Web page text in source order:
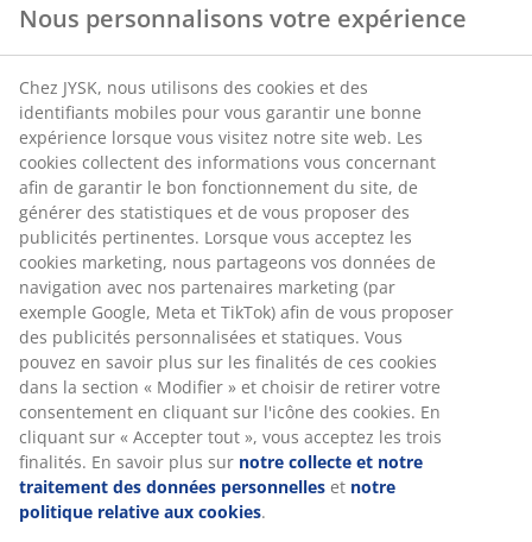
Vase en aluminium avec une texture rustique
distinctive et une finition chaude en laiton. Sa forme
élégante est idéale pour les fleurs ou peut être
exposée seule comme objet de décoration. Ø22 x H30
cm
Numéro d’article: 4911712
Spécifications
Avis
(23)
Livraison
Nous personnalisons votre expérience
Chez JYSK, nous utilisons des cookies et des
identifiants mobiles pour vous garantir une bonne
expérience lorsque vous visitez notre site web. Les
cookies collectent des informations vous concernant
afin de garantir le bon fonctionnement du site, de
générer des statistiques et de vous proposer des
publicités pertinentes. Lorsque vous acceptez les
cookies marketing, nous partageons vos données de
navigation avec nos partenaires marketing (par
exemple Google, Meta et TikTok) afin de vous proposer
des publicités personnalisées et statiques. Vous
pouvez en savoir plus sur les finalités de ces cookies
dans la section « Modifier » et choisir de retirer votre
consentement en cliquant sur l'icône des cookies. En
cliquant sur « Accepter tout », vous acceptez les trois
finalités. En savoir plus sur notre collecte et notre
traitement des données personnelles et notre
politique relative aux cookies.